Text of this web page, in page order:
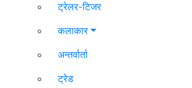
ट्रेलर-टिजर
कलाकार
अन्तर्वार्ता
ट्रेड